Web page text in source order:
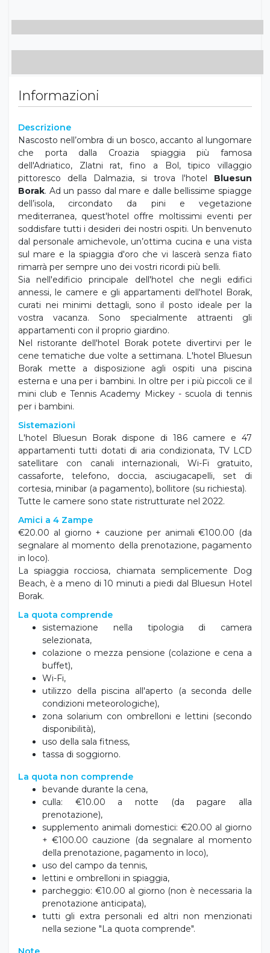
Informazioni
Descrizione
Nascosto nell’ombra di un bosco, accanto al lungomare
che porta dalla Croazia spiaggia più famosa
dell'Adriatico, Zlatni rat, fino a Bol, tipico villaggio
pittoresco della Dalmazia, si trova l'hotelBluesun
Borak. Ad un passo dal mare e dalle bellissime spiagge
dell’isola, circondato da pini e vegetazione
mediterranea, quest'hotel offre moltissimi eventi per
soddisfare tutti i desideri dei nostri ospiti. Un benvenuto
dal personale amichevole, un’ottima cucina e una vista
sul mare e la spiaggia d'oro che vi lascerà senza fiato
rimarrà per sempre uno dei vostri ricordi più belli.
Sia nell'edificio principale dell'hotel che negli edifici
annessi, le camere e gli appartamenti dell'hotel Borak,
curati nei minimi dettagli, sono il posto ideale per la
vostra vacanza. Sono specialmente attraenti gli
appartamenti con il proprio giardino.
Nel ristorante dell'hotel Borak potete divertirvi per le
cene tematiche due volte a settimana. L'hotel Bluesun
Borak mette a disposizione agli ospiti una piscina
esterna e una per i bambini. In oltre per i più piccoli ce il
mini club e Tennis Academy Mickey - scuola di tennis
per i bambini.
Sistemazioni
L'hotel Bluesun Borak dispone di 186 camere e 47
appartamentitutti dotati diaria condizionata, TV LCD
cassaforte, telefono, doccia, asciugacapelli, set di
cortesia, minibar (a pagamento), bollitore (su richiesta).
Tutte le camere sono state ristrutturate nel 2022.
Amici a 4 Zampe
€20.00 al giorno + cauzione per animali €100.00 (da
segnalare al momento della prenotazione, pagamento
La spiaggia rocciosa, chiamata semplicemente Dog
Beach, è a meno di 10 minuti a piedi dal Bluesun Hotel
Borak.
La quota comprende
sistemazione nella tipologia di camera
selezionata,
colazione o mezza pensione (colazione e cena a
buffet),
Wi-Fi,
utilizzo della piscina all'aperto (a seconda delle
condizioni meteorologiche),
zona solarium con ombrelloni e lettini (secondo
disponibilità),
uso della sala fitness,
tassa di soggiorno.
La quota non comprende
bevande durante la cena,
culla: €10.00 a notte (da pagare alla
prenotazione),
supplemento animali domestici: €20.00 al giorno
+ €100.00 cauzione (da segnalare al momento
della prenotazione, pagamento in loco),
uso del campo da tennis,
lettini e ombrelloni in spiaggia,
parcheggio: €10.00 al giorno (non è necessaria la